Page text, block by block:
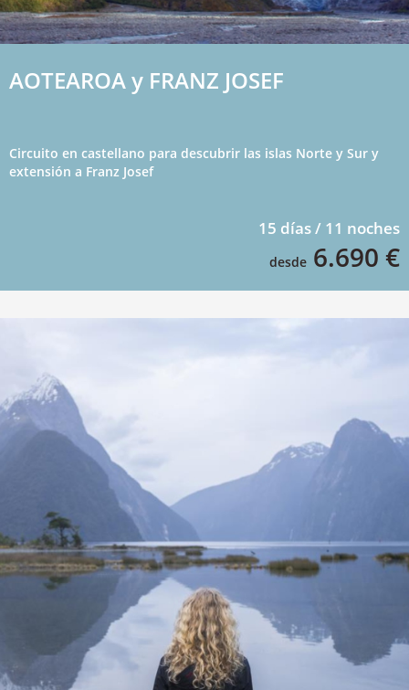
AOTEAROA y FRANZ JOSEF
Circuito en castellano para descubrir las islas Norte y Sur y
extensión a Franz Josef
15 días / 11 noches
desde 6.690 €